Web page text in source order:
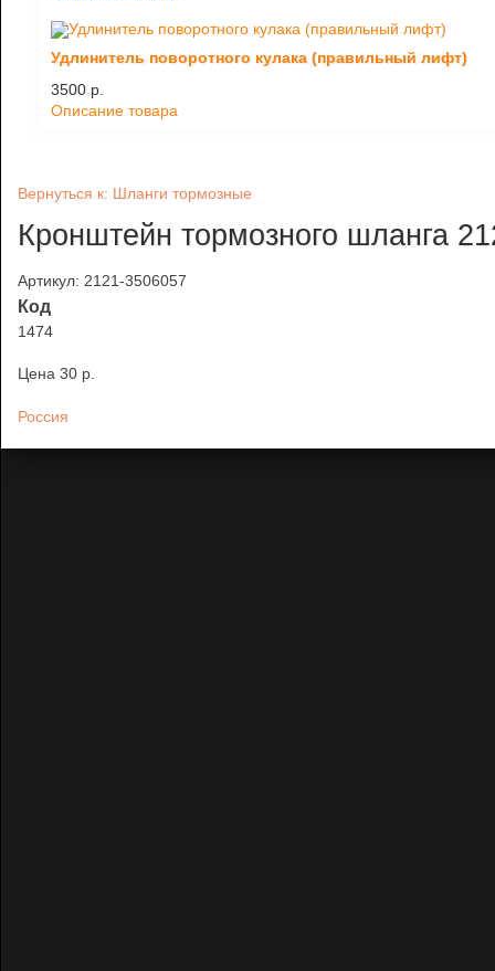
Удлинитель поворотного кулака (правильный лифт)
3500 p.
Описание товара
Вернуться к: Шланги тормозные
Кронштейн тормозного шланга
Артикул: 2121-3506057
Код
1474
Цена 30 p.
Россия